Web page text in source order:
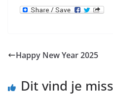
Happy New Year 2025
Dit vind je